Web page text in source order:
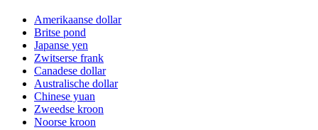
Amerikaanse dollar
Britse pond
Japanse yen
Zwitserse frank
Canadese dollar
Australische dollar
Chinese yuan
Zweedse kroon
Noorse kroon